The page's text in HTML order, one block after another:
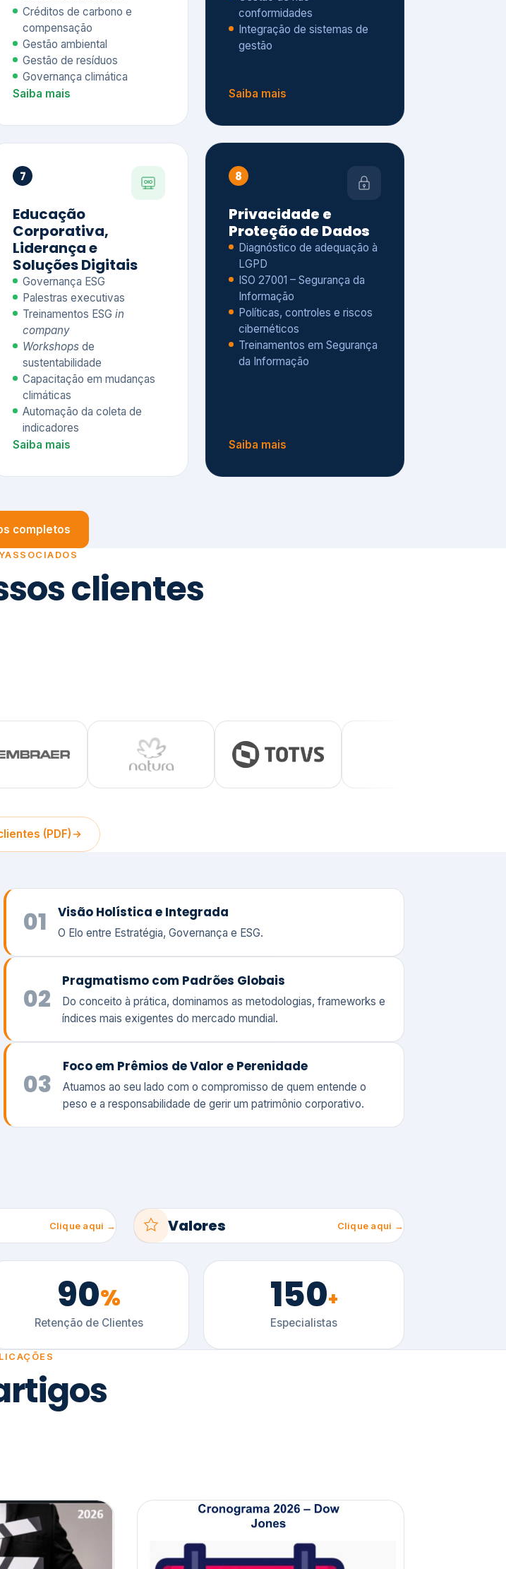
Créditos de carbono e
compensação
Gestão ambiental
Gestão de resíduos
Governança climática
Saiba mais
conformidades
Integração de sistemas de
gestão
Saiba mais
7
Educação
Corporativa,
Liderança e
Soluções Digitais
Governança ESG
Palestras executivas
Treinamentos ESG in
company
Workshops de
sustentabilidade
Capacitação em mudanças
climáticas
Automação da coleta de
indicadores
Saiba mais
8
Privacidade e
Proteção de Dados
Diagnóstico de adequação à
LGPD
ISO 27001 – Segurança da
Informação
Políticas, controles e riscos
cibernéticos
Treinamentos em Segurança
da Informação
Saiba mais
completos
clientes
(PDF)
01 Visão Holística e Integrada
O Elo entre Estratégia, Governança e ESG.
02
Pragmatismo com Padrões Globais
Do conceito à prática, dominamos as metodologias, frameworks e
índices mais exigentes do mercado mundial.
03
Foco em Prêmios de Valor e Perenidade
Atuamos ao seu lado com o compromisso de quem entende o
peso e a responsabilidade de gerir um patrimônio corporativo.
Clique aqui → Valores Clique aqui →
90%
Retenção de Clientes
150+
Especialistas